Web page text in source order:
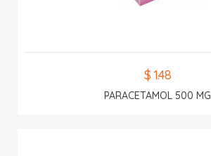
$ 1.48
PARACETAMOL 500 MG